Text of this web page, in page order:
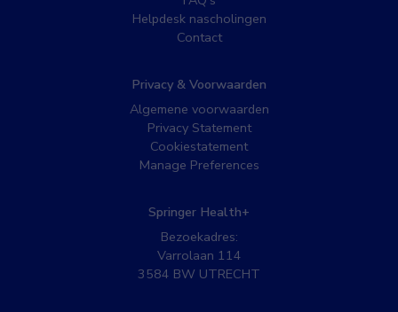
Helpdesk nascholingen
Contact
Privacy & Voorwaarden
Algemene voorwaarden
Privacy Statement
Cookiestatement
Manage Preferences
Springer Health+
Bezoekadres:
Varrolaan 114
3584 BW UTRECHT